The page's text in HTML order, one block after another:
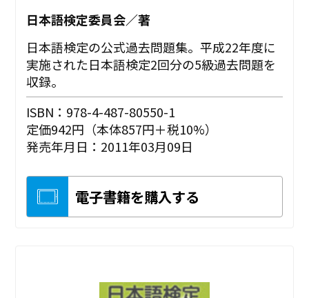
日本語検定委員会／著
日本語検定の公式過去問題集。平成22年度に
実施された日本語検定2回分の5級過去問題を
収録。
ISBN：978-4-487-80550-1
定価942円（本体857円＋税10%）
発売年月日：2011年03月09日
電子書籍を購入する